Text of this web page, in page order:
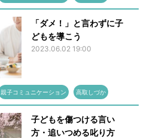
「ダメ！」と言わずに子
どもを導こう
2023.06.02 19:00
親子コミュニケーション 高取しづか
子どもを傷つける言い
方・追いつめる叱り方